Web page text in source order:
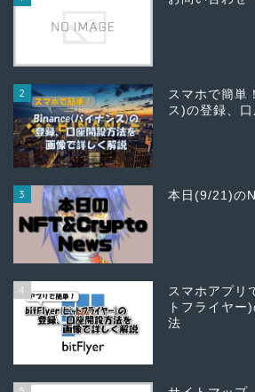
2
スマホで簡単
ス)の登録、
3 本日(9/21)の
4
スマホアプリ
トフライヤー
法